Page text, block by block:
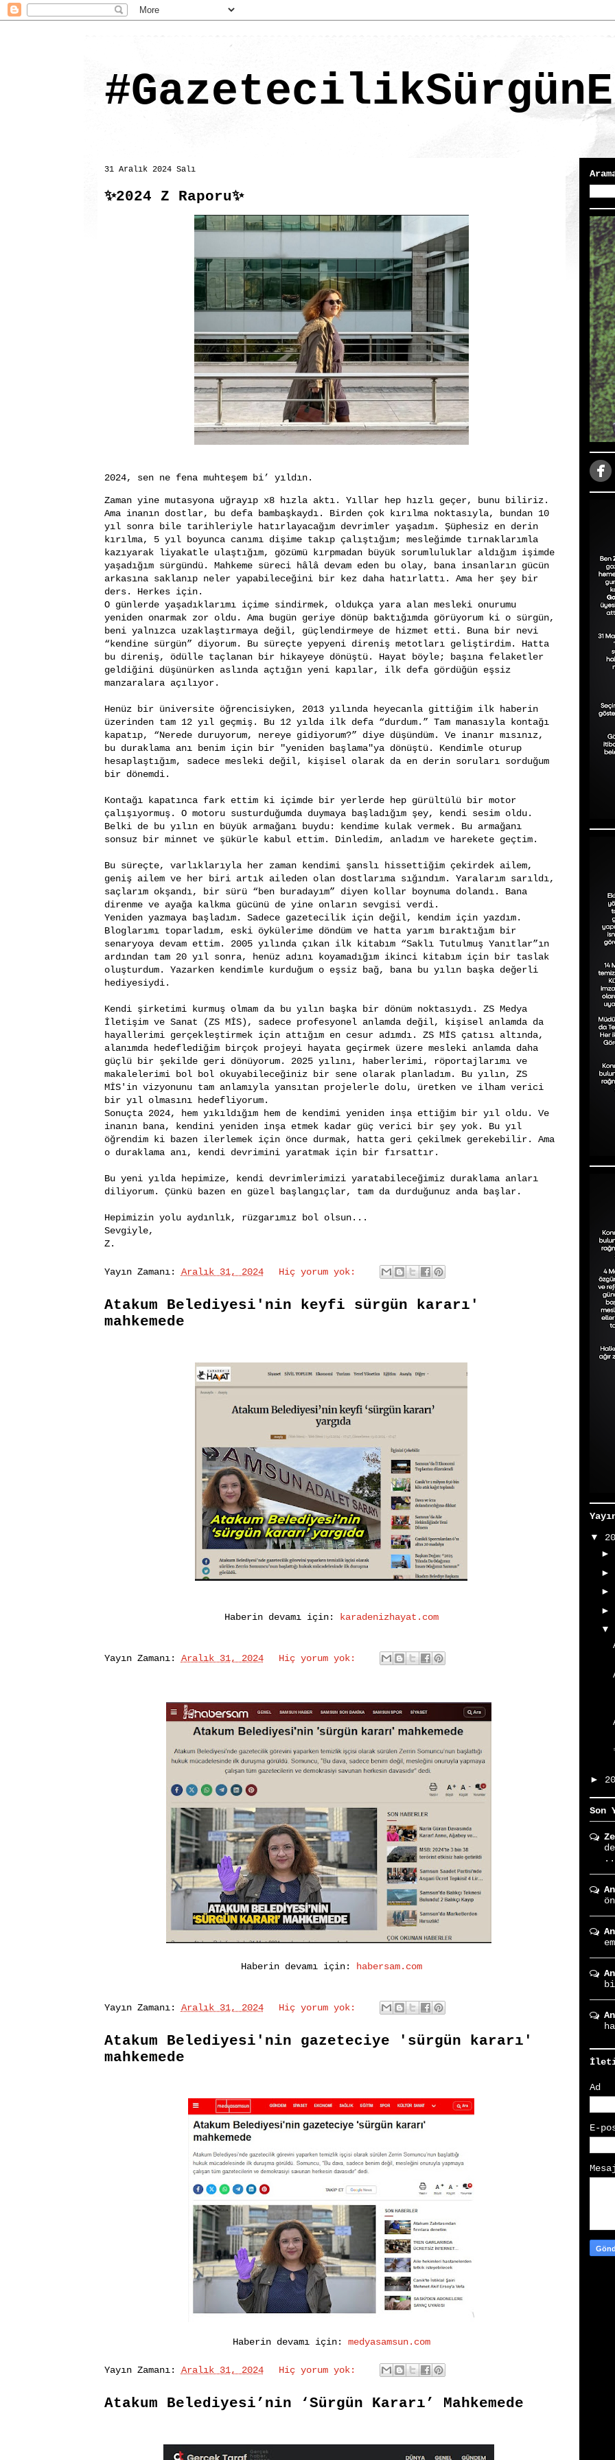
31 Aralık 2024 Salı
✨2024 Z Raporu✨
2024, sen ne fena muhteşem bi’ yıldın.
Zaman yine mutasyona uğrayıp x8 hızla aktı. Yıllar hep hızlı geçer, bunu biliriz.
Ama inanın dostlar, bu defa bambaşkaydı. Birden çok kırılma noktasıyla, bundan 10
yıl sonra bile tarihleriyle hatırlayacağım devrimler yaşadım. Şüphesiz en derin
kırılma, 5 yıl boyunca canımı dişime takıp çalıştığım; mesleğimde tırnaklarımla
kazıyarak liyakatle ulaştığım, gözümü kırpmadan büyük sorumluluklar aldığım işimde
yaşadığım sürgündü. Mahkeme süreci hâlâ devam eden bu olay, bana insanların gücün
arkasına saklanıp neler yapabileceğini bir kez daha hatırlattı. Ama her şey bir
ders. Herkes için.
O günlerde yaşadıklarımı içime sindirmek, oldukça yara alan mesleki onurumu
yeniden onarmak zor oldu. Ama bugün geriye dönüp baktığımda görüyorum ki o sürgün,
beni yalnızca uzaklaştırmaya değil, güçlendirmeye de hizmet etti. Buna bir nevi
“kendine sürgün” diyorum. Bu süreçte yepyeni direniş metotları geliştirdim. Hatta
bu direniş, ödülle taçlanan bir hikayeye dönüştü. Hayat böyle; başına felaketler
geldiğini düşünürken aslında açtığın yeni kapılar, ilk defa gördüğün eşsiz
manzaralara açılıyor.
Henüz bir üniversite öğrencisiyken, 2013 yılında heyecanla gittiğim ilk haberin
üzerinden tam 12 yıl geçmiş. Bu 12 yılda ilk defa “durdum.” Tam manasıyla kontağı
kapatıp, “Nerede duruyorum, nereye gidiyorum?” diye düşündüm. Ve inanır mısınız,
bu duraklama anı benim için bir "yeniden başlama"ya dönüştü. Kendimle oturup
hesaplaştığım, sadece mesleki değil, kişisel olarak da en derin soruları sorduğum
bir dönemdi.
Kontağı kapatınca fark ettim ki içimde bir yerlerde hep gürültülü bir motor
çalışıyormuş. O motoru susturduğumda duymaya başladığım şey, kendi sesim oldu.
Belki de bu yılın en büyük armağanı buydu: kendime kulak vermek. Bu armağanı
sonsuz bir minnet ve şükürle kabul ettim. Dinledim, anladım ve harekete geçtim.
Bu süreçte, varlıklarıyla her zaman kendimi şanslı hissettiğim çekirdek ailem,
geniş ailem ve her biri artık aileden olan dostlarıma sığındım. Yaralarım sarıldı,
saçlarım okşandı, bir sürü “ben buradayım” diyen kollar boynuma dolandı. Bana
direnme ve ayağa kalkma gücünü de yine onların sevgisi verdi.
Yeniden yazmaya başladım. Sadece gazetecilik için değil, kendim için yazdım.
Bloglarımı toparladım, eski öykülerime döndüm ve hatta yarım bıraktığım bir
senaryoya devam ettim. 2005 yılında çıkan ilk kitabım “Saklı Tutulmuş Yanıtlar”ın
ardından tam 20 yıl sonra, henüz adını koyamadığım ikinci kitabım için bir taslak
oluşturdum. Yazarken kendimle kurduğum o eşsiz bağ, bana bu yılın başka değerli
hediyesiydi.
Kendi şirketimi kurmuş olmam da bu yılın başka bir dönüm noktasıydı. ZS Medya
İletişim ve Sanat (ZS MİS), sadece profesyonel anlamda değil, kişisel anlamda da
hayallerimi gerçekleştirmek için attığım en cesur adımdı. ZS MİS çatısı altında,
alanımda hedeflediğim birçok projeyi hayata geçirmek üzere mesleki anlamda daha
güçlü bir şekilde geri dönüyorum. 2025 yılını, haberlerimi, röportajlarımı ve
makalelerimi bol bol okuyabileceğiniz bir sene olarak planladım. Bu yılın, ZS
MİS'in vizyonunu tam anlamıyla yansıtan projelerle dolu, üretken ve ilham verici
bir yıl olmasını hedefliyorum.
Sonuçta 2024, hem yıkıldığım hem de kendimi yeniden inşa ettiğim bir yıl oldu. Ve
inanın bana, kendini yeniden inşa etmek kadar güç verici bir şey yok. Bu yıl
öğrendim ki bazen ilerlemek için önce durmak, hatta geri çekilmek gerekebilir. Ama
o duraklama anı, kendi devrimini yaratmak için bir fırsattır.
Bu yeni yılda hepimize, kendi devrimlerimizi yaratabileceğimiz duraklama anları
diliyorum. Çünkü bazen en güzel başlangıçlar, tam da durduğunuz anda başlar.
Hepimizin yolu aydınlık, rüzgarımız bol olsun...
Sevgiyle,
Z.
Yayın Zamanı: Aralık 31, 2024 Hiç yorum yok:
Atakum Belediyesi'nin keyfi sürgün kararı'
mahkemede
Haberin devamı için: karadenizhayat.com
Yayın Zamanı: Aralık 31, 2024 Hiç yorum yok:
Haberin devamı için: habersam.com
Yayın Zamanı: Aralık 31, 2024 Hiç yorum yok:
Atakum Belediyesi'nin gazeteciye 'sürgün kararı'
mahkemede
Haberin devamı için: medyasamsun.com
Yayın Zamanı: Aralık 31, 2024 Hiç yorum yok:
Atakum Belediyesi’nin ‘Sürgün Kararı’ Mahkemede
▼
►
Son
Ad
E-